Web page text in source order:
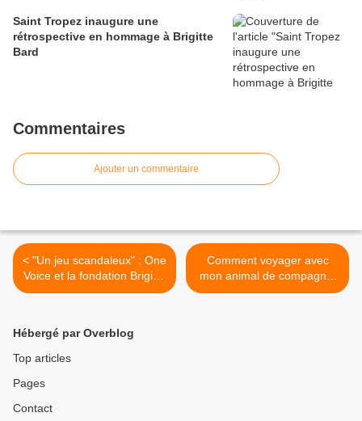
Saint Tropez inaugure une
rétrospective en hommage à Brigitte
Bard
Commentaires
Ajouter un commentaire
< "Un jeu scandaleux" : One
Voice et la fondation Brigitte
Bardot vent debout contre
Comment voyager avec
mon animal de compagnie
? >
Hébergé par Overblog
Top articles
Pages
Contact